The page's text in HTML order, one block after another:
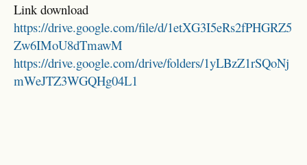
Link download
https://drive.google.com/file/d/1etXG3I5eRs2fPHGRZ5
Zw6IMoU8dTmawM
https://drive.google.com/drive/folders/1yLBzZ1rSQoNj
mWeJTZ3WGQHg04L1